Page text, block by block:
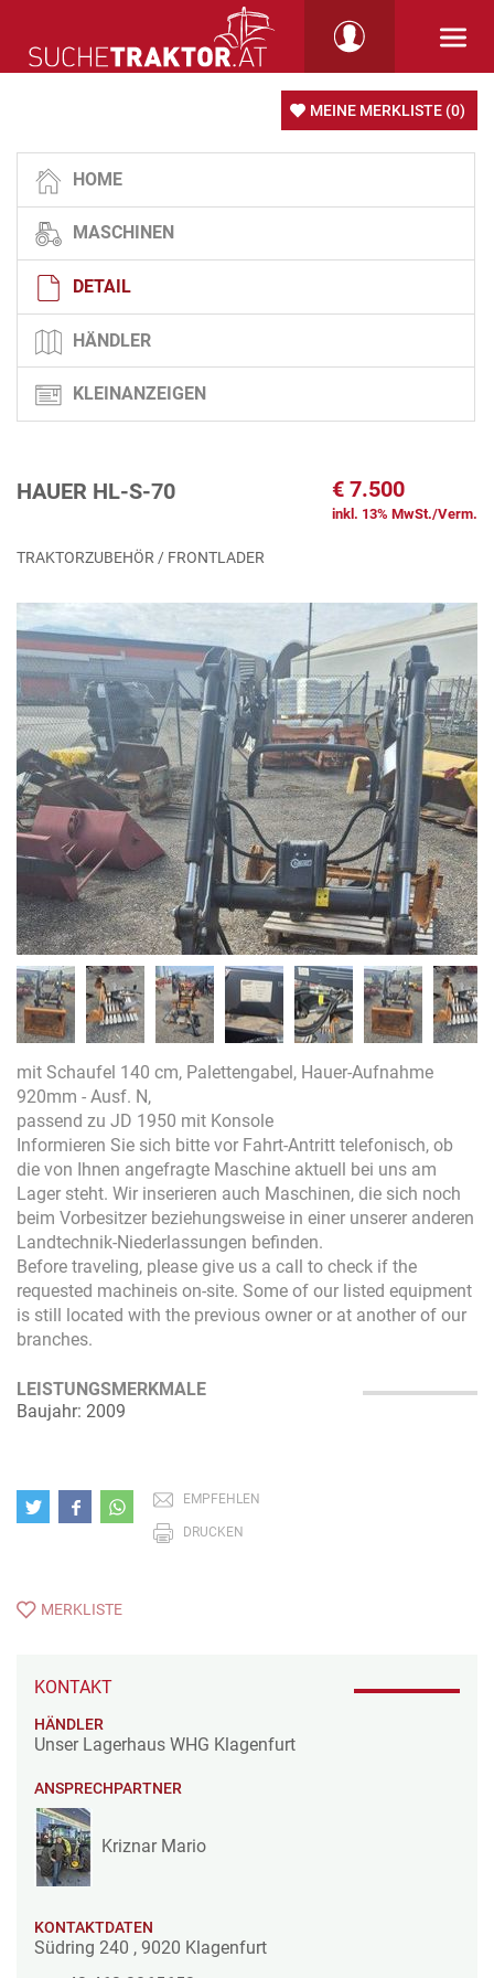
MEINE MERKLISTE (0)
HOME
MASCHINEN
DETAIL
HÄNDLER
KLEINANZEIGEN
HAUER HL-S-70 € 7.500
inkl. 13% MwSt./Verm.
TRAKTORZUBEHÖR / FRONTLADER
mit Schaufel 140 cm, Palettengabel, Hauer-Aufnahme
920mm - Ausf. N,
passend zu JD 1950 mit Konsole
Informieren Sie sich bitte vor Fahrt-Antritt telefonisch, ob
die von Ihnen angefragte Maschine aktuell bei uns am
Lager steht. Wir inserieren auch Maschinen, die sich noch
beim Vorbesitzer beziehungsweise in einer unserer anderen
Landtechnik-Niederlassungen befinden.
Before traveling, please give us a call to check if the
requested machineis on-site. Some of our listed equipment
is still located with the previous owner or at another of our
branches.
LEISTUNGSMERKMALE
Baujahr: 2009
EMPFEHLEN
DRUCKEN
MERKLISTE
KONTAKT
HÄNDLER
Unser Lagerhaus WHG Klagenfurt
ANSPRECHPARTNER
Kriznar Mario
KONTAKTDATEN
Südring 240 , 9020 Klagenfurt